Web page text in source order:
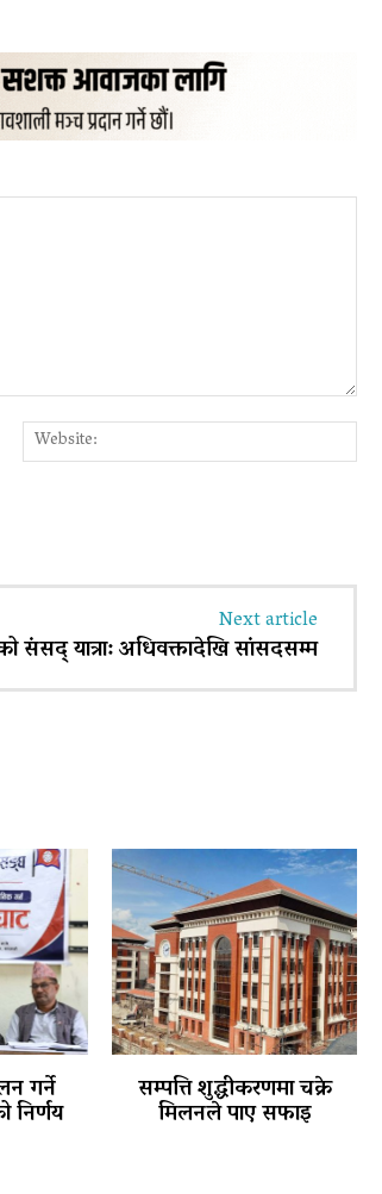
Email:*
Next article
संसद् यात्रा: अधिवक्तादेखि सांसदसम्म
गर्ने
निर्णय
सम्पत्ति शुद्धीकरणमा चक्रे
मिलनले पाए सफाइ